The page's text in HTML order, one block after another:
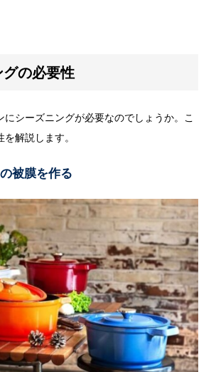
の必要性
にシーズニングが必要なのでしょうか。こ
解説します。
被膜を作る